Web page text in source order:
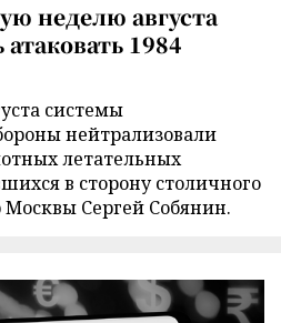
неделю августа
1984
системы
нейтрализовали
летательных
в сторону столичного
Сергей Собянин.